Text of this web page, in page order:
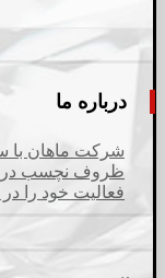
درباره ما
شرکت ماهان با
ظروف نچسب در
فعالیت خود را